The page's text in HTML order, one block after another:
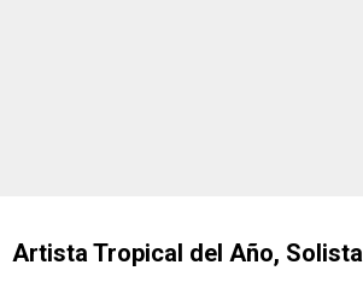
Artista Tropical del Año, Solista